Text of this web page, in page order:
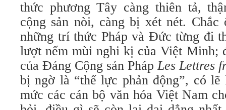
thức phương Tây càng thiên tả,
cộng sản nòi, càng bị xét nét. Chắc
những trí thức Pháp và Đức từng đi
lượt nếm mùi nghi kị của Việt Minh;
của Đảng Cộng sản PhápLes Lettres
bị ngờ là “thế lực phản động”, có
mức các cán bộ văn hóa Việt Nam